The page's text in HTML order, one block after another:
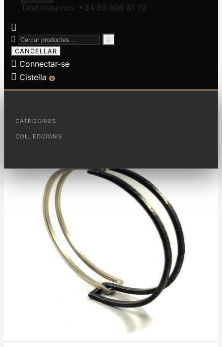
CATEGORIES
COL·LECCIONS
Telefoneu-nos: +34 93 806 81 72



CANCEL·LAR
 Connectar-se
 Cistella 0